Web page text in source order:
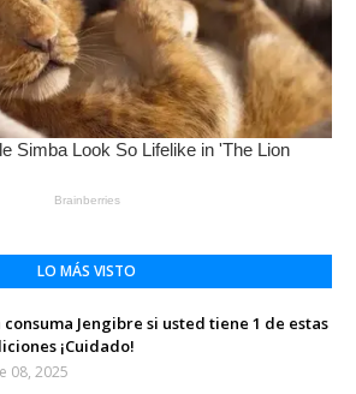
LO MÁS VISTO
consuma Jengibre si usted tiene 1 de estas
¡Cuidado!
08, 2025